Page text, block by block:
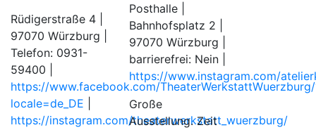
Rüdigerstraße 4 |
97070 Würzburg |
Telefon: 0931-
59400 |
https://www.facebook.com/
locale=de_DE
https://instagram.com/theaterwerkstatt_wuerzburg/
Posthalle |
Bahnhofsplatz 2 |
97070 Würzburg |
barrierefrei: Nein |
https://www.instagram.com/
Große
Ausstellung. Zeit